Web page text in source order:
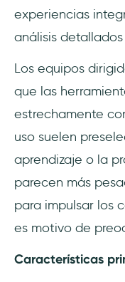
experiencias
análisis
Los equipos
que las
estrechamente
uso suelen
aprendizaje o la
parecen más
para impulsar los
es motivo de
Características